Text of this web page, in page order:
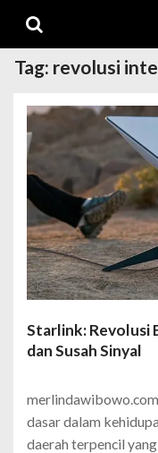
navigation
content
Tag: revolusi
Starlink: Revolusi
dan Susah Sinyal
dasar dalam
daerah terpencil